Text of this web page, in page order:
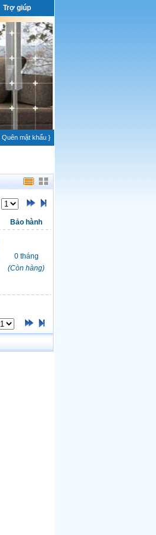
Trợ giúp
Quên mật khẩu }
Bảo hành
0 tháng
(Còn hàng)